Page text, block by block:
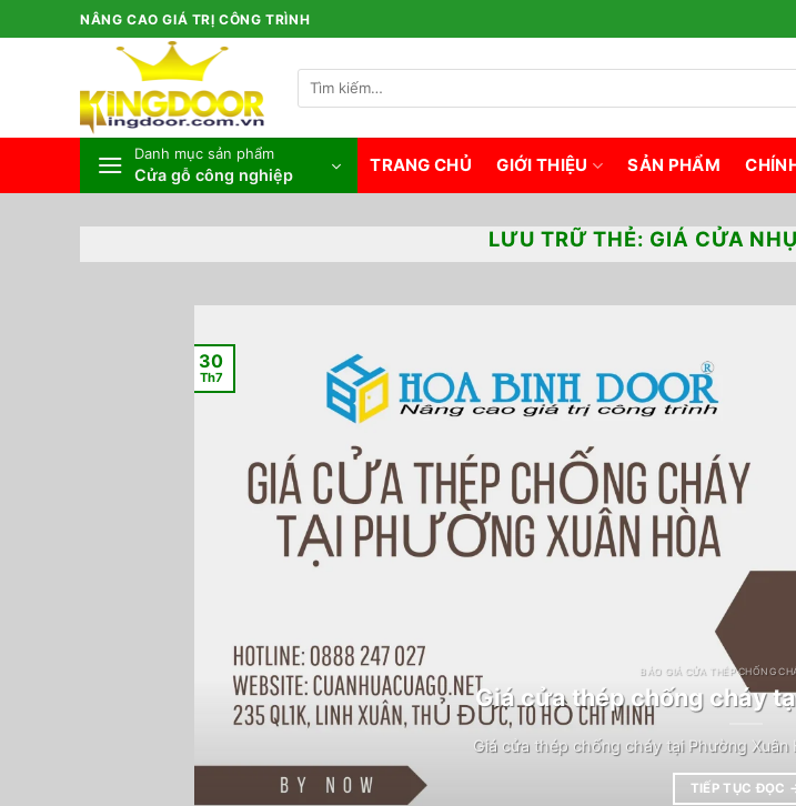
qua
NÂNG CAO GIÁ TRỊ CÔNG TRÌNH
Tìm
kiếm:
Danh mục sản phẩm
Cửa gỗ công nghiệp TRANG CHỦ GIỚI THIỆU SẢN PHẨM
LƯU TRỮ THẺ: GIÁ CỬA
BÁO GIÁ CỬA THÉP CHỐNG
Giá cửa thép chống cháy
Giá cửa thép chống cháy tại Phường
TIẾP TỤC ĐỌC
30
Th7